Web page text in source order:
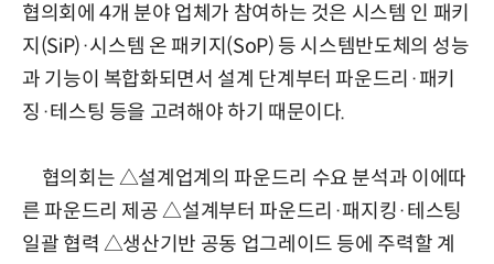
협의회에 4개 분야 업체가 참여하는 것은 시스템 인 패키
지(SiP)·시스템 온 패키지(SoP) 등 시스템반도체의 성능
과 기능이 복합화되면서 설계 단계부터 파운드리·패키
징·테스팅 등을 고려해야 하기 때문이다.
협의회는 △설계업계의 파운드리 수요 분석과 이에따
른 파운드리 제공 △설계부터 파운드리·패지킹·테스팅
일괄 협력 △생산기반 공동 업그레이드 등에 주력할 계